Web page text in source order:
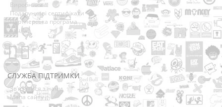
Виробники
Подарункові сертифікати
Партнерська програма
Акції
СЛУЖБА ПІДТРИМКИ
Зв’язатися з нами
Мапа сайту